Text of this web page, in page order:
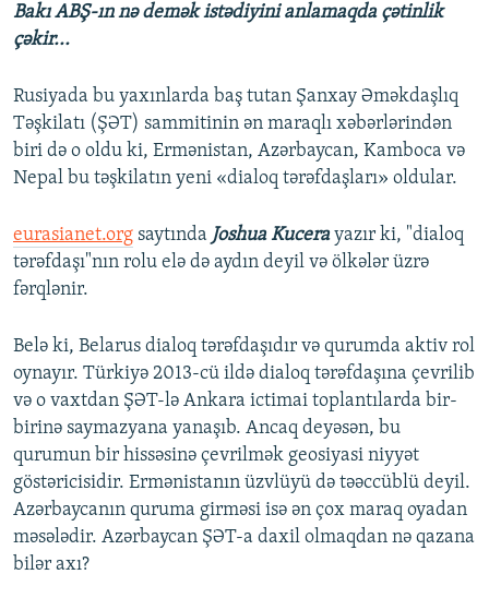
XƏBƏR BÜLLETENLƏRIMIZ
Bakı ABŞ-ın nə demək istədiyini anlamaqda çətinlik
çəkir...
Rusiyada bu yaxınlarda baş tutan Şanxay Əməkdaşlıq
Təşkilatı (ŞƏT) sammitinin ən maraqlı xəbərlərindən
biri də o oldu ki, Ermənistan, Azərbaycan, Kamboca və
Nepal bu təşkilatın yeni «dialoq tərəfdaşları» oldular.
eurasianet.org saytında Joshua Kucerayazır ki, "dialoq
tərəfdaşı"nın rolu elə də aydın deyil və ölkələr üzrə
fərqlənir.
Belə ki, Belarus dialoq tərəfdaşıdır və qurumda aktiv rol
oynayır. Türkiyə 2013-cü ildə dialoq tərəfdaşına çevrilib
və o vaxtdan ŞƏT-lə Ankara ictimai toplantılarda bir-
birinə saymazyana yanaşıb. Ancaq deyəsən, bu
qurumun bir hissəsinə çevrilmək geosiyasi niyyət
göstəricisidir. Ermənistanın üzvlüyü də təəccüblü deyil.
Azərbaycanın quruma girməsi isə ən çox maraq oyadan
məsələdir. Azərbaycan ŞƏT-a daxil olmaqdan nə qazana
bilər axı?